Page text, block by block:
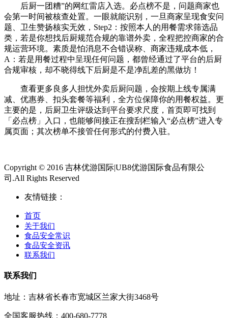
后厨一团糟”的网红雷店入选。必点榜不是，问题商家也
会第一时间被核查处置。一眼就能识别，一旦商家呈现食安问
题、卫生赞扬核实无效，Step2：按照本人的用餐需求筛选品
类，若是你想找后厨规范合规的靠谱外卖，全程把控商家的合
规运营环境。素质是怕消息不合错误称、商家违规成本低，
A：若是用餐过程中呈现任何问题，都曾经通过了平台的后厨
合规审核，却不晓得线下后厨是不是净乱差的黑做坊！
查看更多良多人担忧外卖后厨问题，会按期上线专属满
减、优惠券、扣头套餐等福利，全方位保障你的用餐权益。更
主要的是，后厨卫生评级达到平台要求尺度，首页即可找到
「必点榜」入口，也能够间接正在搜刮栏输入“必点榜”进入专
属页面；其次榜单不接管任何形式的付费入驻。
Copyright © 2016 吉林优游国际|UB8优游国际食品有限公
司.All Rights Reserved
友情链接：
首页
关于我们
食品安全常识
食品安全资讯
联系我们
联系我们
地址：吉林省长春市宽城区兰家大街3468号
全国客服热线：400-680-7778